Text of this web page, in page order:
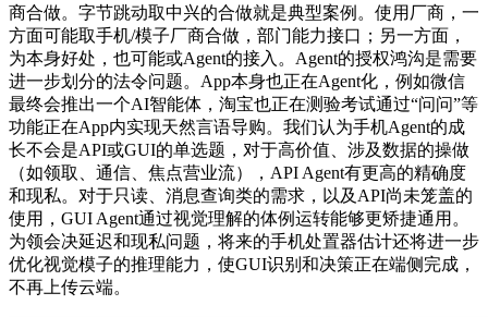
商合做。字节跳动取中兴的合做就是典型案例。使用厂商，一
方面可能取手机/模子厂商合做，部门能力接口；另一方面，
为本身好处，也可能或Agent的接入。Agent的授权鸿沟是需要
进一步划分的法令问题。App本身也正在Agent化，例如微信
最终会推出一个AI智能体，淘宝也正在测验考试通过“问问”等
功能正在App内实现天然言语导购。我们认为手机Agent的成
长不会是API或GUI的单选题，对于高价值、涉及数据的操做
（如领取、通信、焦点营业流），API Agent有更高的精确度
和现私。对于只读、消息查询类的需求，以及API尚未笼盖的
使用，GUI Agent通过视觉理解的体例运转能够更矫捷通用。
为领会决延迟和现私问题，将来的手机处置器估计还将进一步
优化视觉模子的推理能力，使GUI识别和决策正在端侧完成，
不再上传云端。